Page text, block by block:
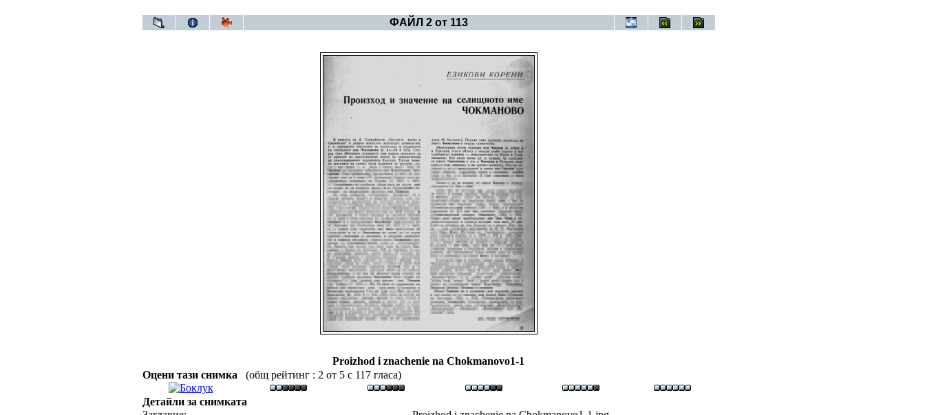
ФАЙЛ 2 от 113
Proizhod i znachenie na Chokmanovo1-1
Оцени тази снимка
(общ рейтинг : 2 от 5 с 117 гласа)
Детайли за снимката